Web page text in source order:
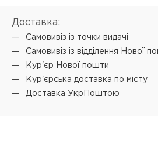
Доставка:
Самовивіз iз точки видачі
Самовивіз iз відділення Нової
Кур'єр Нової пошти
Кур'єрська доставка по місту
Доставка УкрПоштою